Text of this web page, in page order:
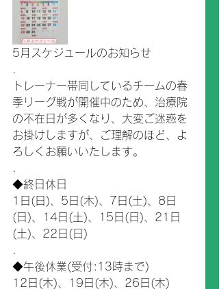
5月スケジュールのお知らせ
トレーナー帯同しているチームの春
季リーグ戦が開催中のため、治療院
の不在日が多くなり、大変ご迷惑を
お掛けしますが、ご理解のほど、よ
ろしくお願いいたします。
◆終日休日
1日(日)、5日(木)、7日(土)、8日
(日)、14日(土)、15日(日)、21日
(土)、22日(日)
◆午後休業(受付:13時まで)
12日(木)、19日(木)、26日(木)